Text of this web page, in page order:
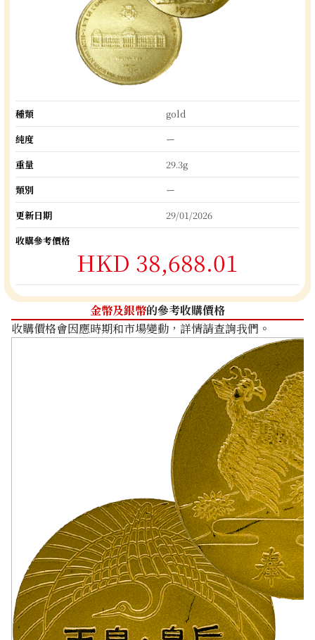
種類
gold
純度
ー
重量
29.3g
類別
ー
更新日期
29/01/2026
收購參考價格
HKD 38,688.01
金幣及銀幣的參考收購價格
收購價格會因應時期和市場變動，詳情請查詢我們。